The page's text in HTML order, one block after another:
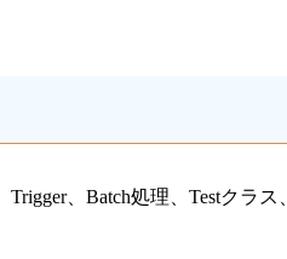
、Batch処理、Testクラス